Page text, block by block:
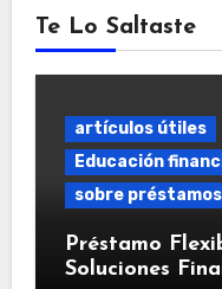
Te Lo Saltaste
artículos útiles
Educación
sobre préstamos
Préstamo
Soluciones